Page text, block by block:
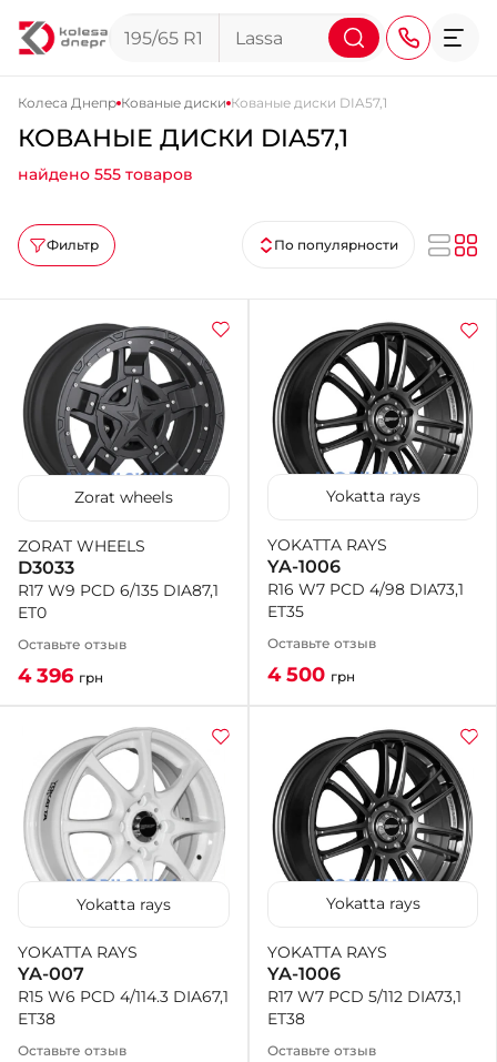
+38 (095) 276-44-44
+38 (067) 911-14-14
- на Щепкина
+38 (098) 911-911-0
- на Тополе
+38 (098) 911-911-4
- на Калиновой
+38 (077) 7-184-184
- Донецкое шоссе
+38 (050)-911-911-2
- Щепкина
+38 (099)-643-33-77
- Тополь
+38 (068)-923-74-19
- Калиновая
Колеса Днепр Кованые диски Кованые диски DIA57,1
КОВАНЫЕ ДИСКИ DIA57,1
найдено 555 товаров
Фильтр По популярности
Zorat wheels
ZORAT WHEELS
D3033
R17 W9 PCD 6/135 DIA87,1
ET0
Оставьте отзыв
4 396 грн
Yokatta rays
YOKATTA RAYS
YA-1006
R16 W7 PCD 4/98 DIA73,1
ET35
Оставьте отзыв
4 500 грн
Yokatta rays
YOKATTA RAYS
YA-007
R15 W6 PCD 4/114.3 DIA67,1
ET38
Оставьте отзыв
Yokatta rays
YOKATTA RAYS
YA-1006
R17 W7 PCD 5/112 DIA73,1
ET38
Оставьте отзыв